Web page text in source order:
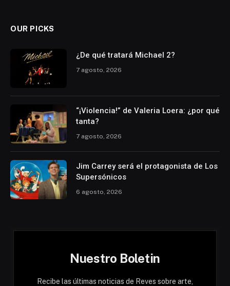
OUR PICKS
¿De qué tratará Michael 2?
7 agosto, 2026
“¡Violencia!” de Valeria Loera: ¿por qué
tanta?
7 agosto, 2026
Jim Carrey será el protagonista de Los
Supersónicos
6 agosto, 2026
Nuestro Boletin
Recibe las últimas noticias de Reves sobre arte,